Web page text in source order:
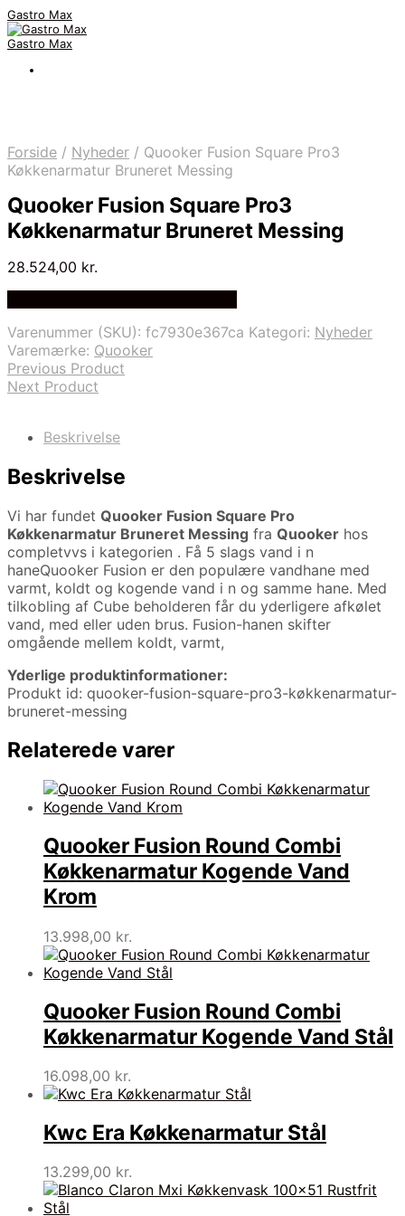
Gastro Max
Gastro Max
Forside / Nyheder / Quooker Fusion Square Pro3
Køkkenarmatur Bruneret Messing
Quooker Fusion Square Pro3
Køkkenarmatur Bruneret Messing
28.524,00 kr.
Varenummer (SKU): fc7930e367ca Kategori: Nyheder
Varemærke: Quooker
Previous Product
Next Product
Beskrivelse
Beskrivelse
Vi har fundet Quooker Fusion Square Pro
Køkkenarmatur Bruneret Messing fra Quooker hos
completvvs i kategorien . Få 5 slags vand i n
haneQuooker Fusion er den populære vandhane med
varmt, koldt og kogende vand i n og samme hane. Med
tilkobling af Cube beholderen får du yderligere afkølet
vand, med eller uden brus. Fusion-hanen skifter
omgående mellem koldt, varmt,
Yderlige produktinformationer:
Produkt id: quooker-fusion-square-pro3-køkkenarmatur-
bruneret-messing
Relaterede varer
Quooker Fusion Round Combi
Køkkenarmatur Kogende Vand
Krom
13.998,00 kr.
Quooker Fusion Round Combi
Køkkenarmatur Kogende Vand Stål
16.098,00 kr.
Kwc Era Køkkenarmatur Stål
13.299,00 kr.